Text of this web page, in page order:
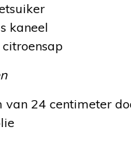
kaneel
van 24 centimeter